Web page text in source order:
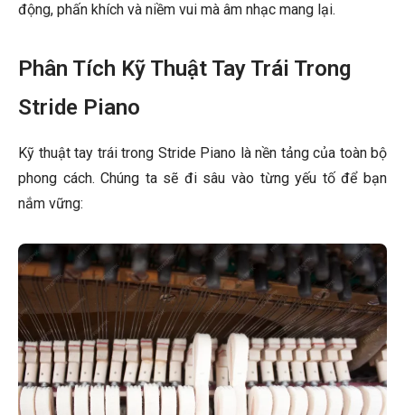
động, phấn khích và niềm vui mà âm nhạc mang lại.
Phân Tích Kỹ Thuật Tay Trái Trong
Stride Piano
Kỹ thuật tay trái trong Stride Piano là nền tảng của toàn bộ
phong cách. Chúng ta sẽ đi sâu vào từng yếu tố để bạn
nắm vững: